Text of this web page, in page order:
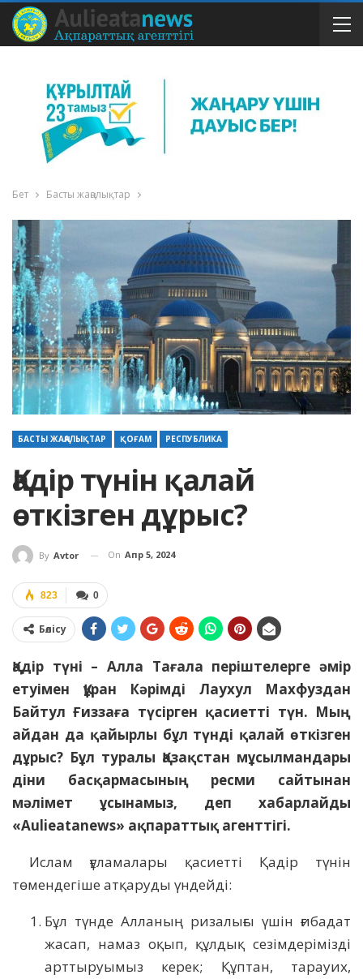
Бет Басты жаңалықтар
БАСТЫ ЖАҢАЛЫҚТАР ҚОҒАМ РЕСПУБЛИКА
Қадір түнін қалай
өткізген дұрыс?
By Avtor On Апр 5, 2024
0
823
Бөлісу
Қадір түні – Алла Тағала періштелерге әмір
етуімен Құран Кәрімді Лаухул Махфуздан
Байтул Ғиззаға түсірген қасиетті түн. Мың
айдан да қайырлы бұл түнді қалай өткізген
дұрыс? Бұл туралы Қазақстан мұсылмандары
діни басқармасының ресми сайтынан
мәлімет ұсынамыз, деп хабарлайды
«Aulieatanews» ақпараттық агенттігі.
Ислам ғұламалары қасиетті Қадір түнін
төмендегіше атқаруды үндейді:
Бұл түнде Алланың ризалығы үшін ғибадат
жасап, намаз оқып, құлдық сезімдерімізді
арттыруымыз керек; Құптан, тарауих,